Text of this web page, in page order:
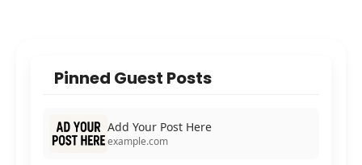
Pinned Guest Posts
Add Your Post Here
example.com